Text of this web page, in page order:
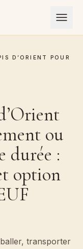
D’ORIENT POUR
ou
durée :
option
transporter